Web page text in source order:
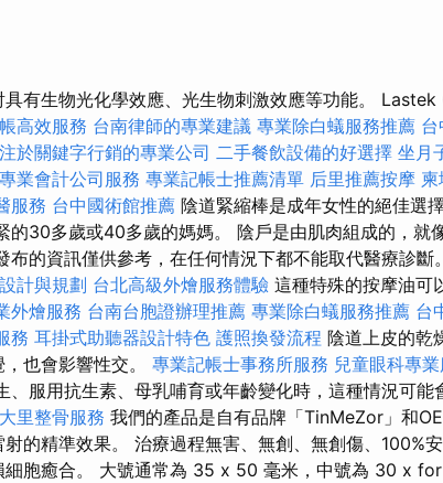
有生物光化學效應、光生物刺激效應等功能。
高效服務 台南律師的專業建議 專業除白蟻服務推薦
於關鍵字行銷的專業公司 二手餐飲設備的好選擇 坐月
專業會計公司服務 專業記帳士推薦清單 后里推薦按摩
服務 台中國術館推薦 陰道緊縮棒是成年女性的絕佳選
的30多歲或40多歲的媽媽。 陰戶是由肌肉組成的，就
布的資訊僅供參考，在任何情況下都不能取代醫療診斷
計與規劃 台北高級外燴服務體驗 這種特殊的按摩油可
外燴服務 台南台胞證辦理推薦 專業除白蟻服務推薦 台
務 耳掛式助聽器設計特色 護照換發流程 陰道上皮的乾
也會影響性交。 專業記帳士事務所服務 兒童眼科專
、服用抗生素、母乳哺育或年齡變化時，這種情況可能
大里整骨服務 我們的產品是自有品牌「TinMeZor」和
的精準效果。 治療過程無害、無創、無創傷、100%
細胞癒合。 大號通常為 35 x 50 毫米，中號為 30 x